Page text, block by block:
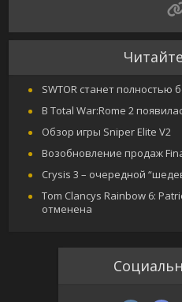
SWTOR станет полностью
В Total War:Rome 2
Обзор игры Sniper Elite V2
Возобновление продаж
Crysis 3 – очередной
Tom Clancys Rainbow 6:
отменена